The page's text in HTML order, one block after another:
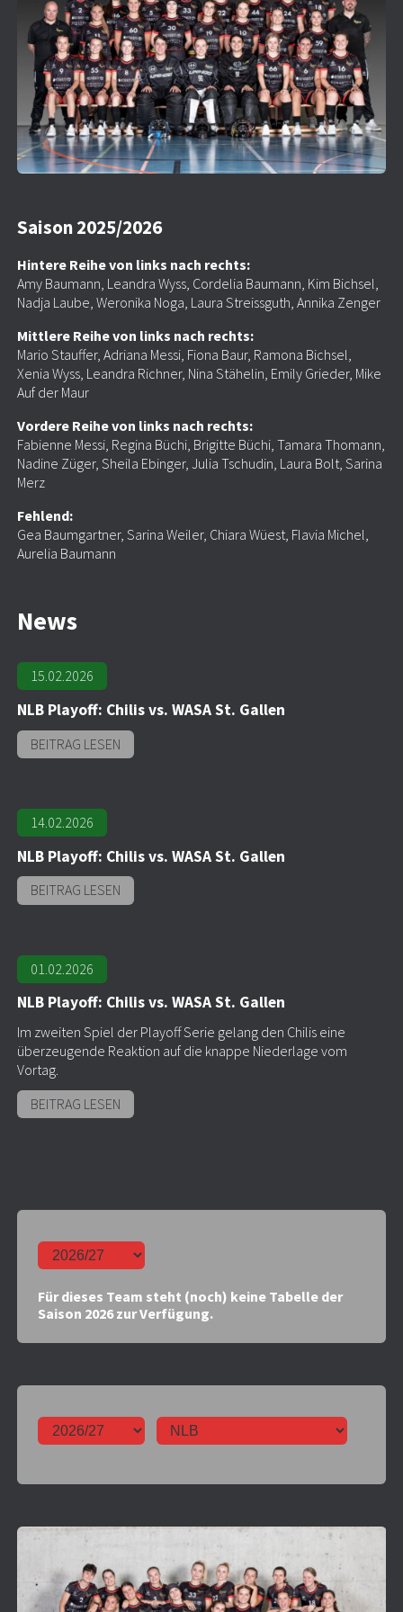
Saison 2025/2026
Hintere Reihe von links nach rechts:
Amy Baumann, Leandra Wyss, Cordelia Baumann, Kim Bichsel,
Nadja Laube, Weronika Noga, Laura Streissguth, Annika Zenger
Mittlere Reihe von links nach rechts:
Mario Stauffer, Adriana Messi, Fiona Baur, Ramona Bichsel,
Xenia Wyss, Leandra Richner, Nina Stähelin, Emily Grieder, Mike
Auf der Maur
Vordere Reihe von links nach rechts:
Fabienne Messi, Regina Büchi, Brigitte Büchi, Tamara Thomann,
Nadine Züger, Sheila Ebinger, Julia Tschudin, Laura Bolt, Sarina
Merz
Fehlend:
Gea Baumgartner, Sarina Weiler, Chiara Wüest, Flavia Michel,
Aurelia Baumann
News
15.02.2026
NLB Playoff: Chilis vs. WASA St. Gallen
BEITRAG LESEN
14.02.2026
NLB Playoff: Chilis vs. WASA St. Gallen
BEITRAG LESEN
01.02.2026
NLB Playoff: Chilis vs. WASA St. Gallen
Im zweiten Spiel der Playoff Serie gelang den Chilis eine
überzeugende Reaktion auf die knappe Niederlage vom
Vortag.
BEITRAG LESEN
Für dieses Team steht (noch) keine Tabelle der
Saison 2026 zur Verfügung.